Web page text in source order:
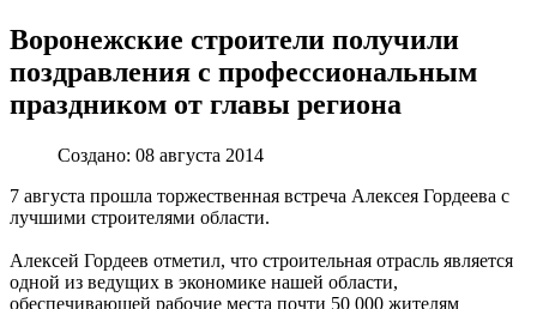
Воронежские строители получили
поздравления с профессиональным
праздником от главы региона
Создано: 08 августа 2014
7 августа прошла торжественная встреча Алексея Гордеева с
лучшими строителями области.
Алексей Гордеев отметил, что строительная отрасль является
одной из ведущих в экономике нашей области,
обеспечивающей рабочие места почти 50 000 жителям